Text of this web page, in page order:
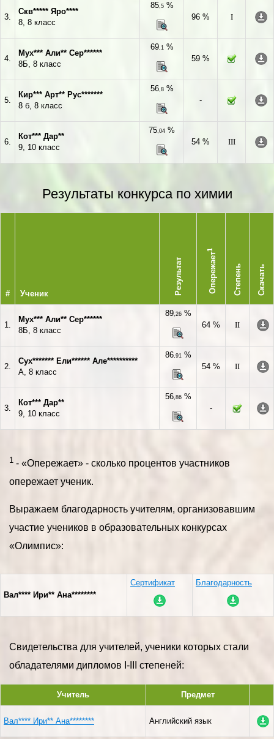
3.
Скв***** Яро****
8, 8 класс
85,5%
96 %
I
4.
Мух*** Али** Сер******
8Б, 8 класс
69,1%
59 %
5.
Кир*** Арт** Рус*******
8 б, 8 класс
56,8%
-
6.
Кот*** Дар**
9, 10 класс
75,04 %
54 %
III
Результаты конкурса по химии
# Ученик Результат Опережает
1
Степень Скачать
1.
Мух*** Али** Сер******
8Б, 8 класс
89,26%
64 %
II
2.
Сух******* Ели****** Але**********
А, 8 класс
86,91%
54 %
II
3.
Кот*** Дар**
9, 10 класс
56,86%
-
1 - «Опережает» - сколько процентов участников
опережает ученик.
Выражаем благодарность учителям, организовавшим
участие учеников в образовательных конкурсах
«Олимпис»:
Вал**** Ири** Ана********
Сертификат Благодарность
Свидетельства для учителей, ученики которых стали
обладателями дипломов I-III степеней:
Учитель Предмет
Вал**** Ири** Ана******** Английский язык